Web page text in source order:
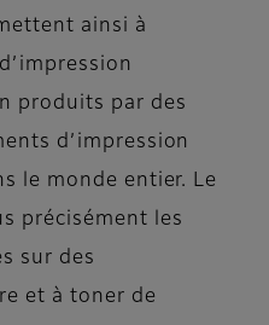
ainsi à
produits par des
d’impression
le monde entier. Le
précisément les
sur des
et à toner de